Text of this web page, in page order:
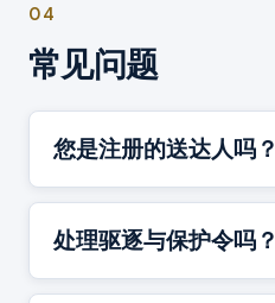
04
常见问题
您是注册的送达人吗？
处理驱逐与保护令吗？